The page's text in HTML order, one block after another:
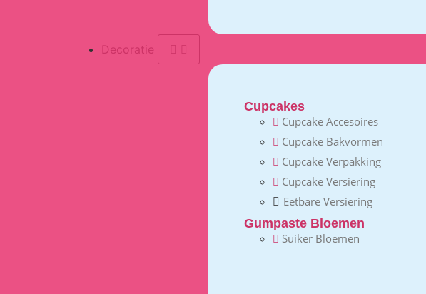
Decoratie
Cupcakes
Cupcake Accesoires
Cupcake Bakvormen
Cupcake Verpakking
Cupcake Versiering
Eetbare Versiering
Gumpaste Bloemen
Suiker Bloemen